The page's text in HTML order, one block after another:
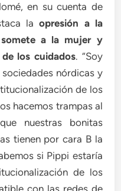
en su cuenta de
laopresión a la
a la mujer y
los cuidados. “Soy
nórdicas y
de los
hacemos trampas al
nuestras bonitas
tienen por cara B la
si Pippi estaría
de los